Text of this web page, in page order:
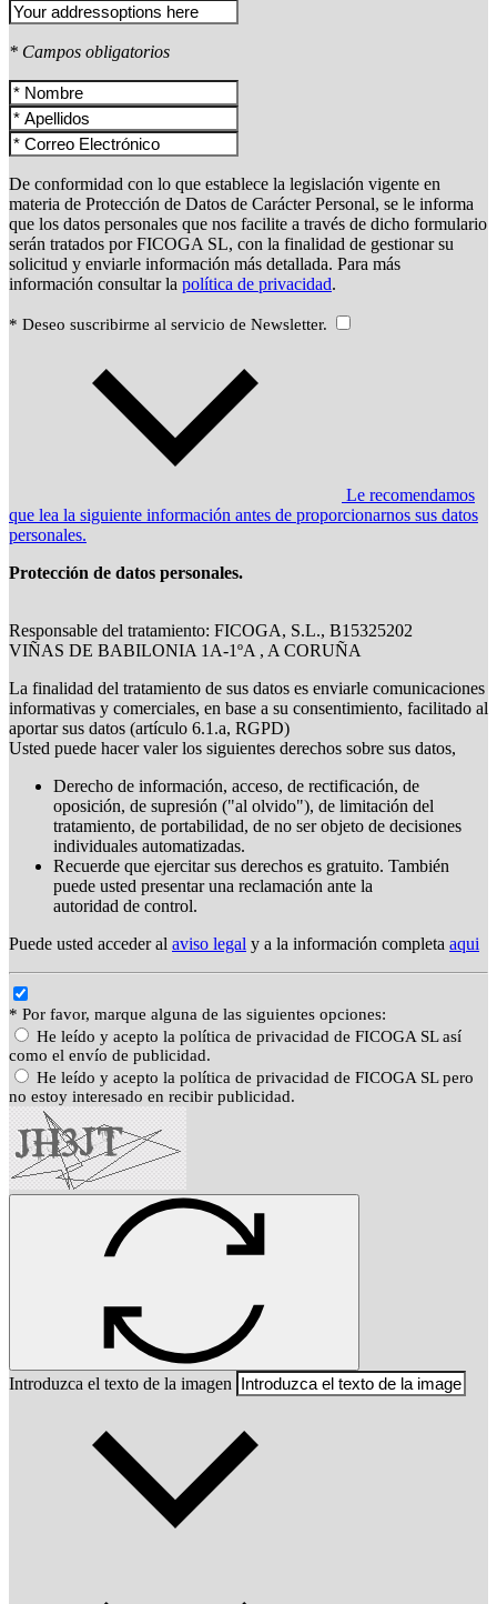
* Campos obligatorios
De conformidad con lo que establece la legislación vigente en
materia de Protección de Datos de Carácter Personal, se le informa
que los datos personales que nos facilite a través de dicho formulario
serán tratados por FICOGA SL, con la finalidad de gestionar su
solicitud y enviarle información más detallada. Para más
información consultar la política de privacidad.
* Deseo suscribirme al servicio de Newsletter.
Le recomendamos
que lea la siguiente información antes de proporcionarnos sus datos
personales.
Protección de datos personales.
Responsable del tratamiento: FICOGA, S.L., B15325202
VIÑAS DE BABILONIA 1A-1ºA , A CORUÑA
La finalidad del tratamiento de sus datos es enviarle comunicaciones
informativas y comerciales, en base a su consentimiento, facilitado al
aportar sus datos (artículo 6.1.a, RGPD)
Usted puede hacer valer los siguientes derechos sobre sus datos,
Derecho de información, acceso, de rectificación, de
oposición, de supresión ("al olvido"), de limitación del
tratamiento, de portabilidad, de no ser objeto de decisiones
individuales automatizadas.
Recuerde que ejercitar sus derechos es gratuito. También
puede usted presentar una reclamación ante la
autoridad de control.
Puede usted acceder al aviso legal y a la información completa aqui
* Por favor, marque alguna de las siguientes opciones:
He leído y acepto la política de privacidad de FICOGA SL así
como el envío de publicidad.
He leído y acepto la política de privacidad de FICOGA SL pero
no estoy interesado en recibir publicidad.
Introduzca el texto de la imagen